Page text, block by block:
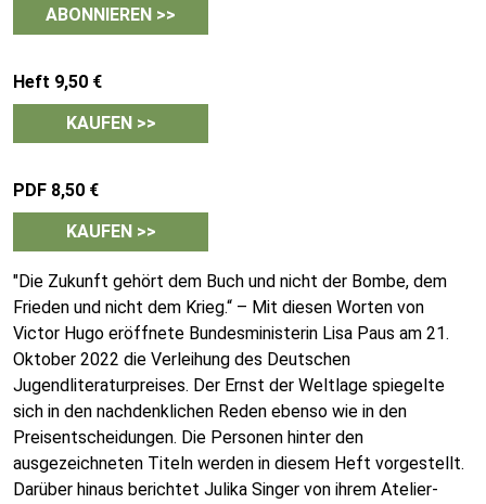
ABONNIEREN >>
Heft 9,50 €
KAUFEN >>
PDF 8,50 €
KAUFEN >>
"Die Zukunft gehört dem Buch und nicht der Bombe, dem
Frieden und nicht dem Krieg.“ – Mit diesen Worten von
Victor Hugo eröffnete Bundesministerin Lisa Paus am 21.
Oktober 2022 die Verleihung des Deutschen
Jugendliteraturpreises. Der Ernst der Weltlage spiegelte
sich in den nachdenklichen Reden ebenso wie in den
Preisentscheidungen. Die Personen hinter den
ausgezeichneten Titeln werden in diesem Heft vorgestellt.
Darüber hinaus berichtet Julika Singer von ihrem Atelier-